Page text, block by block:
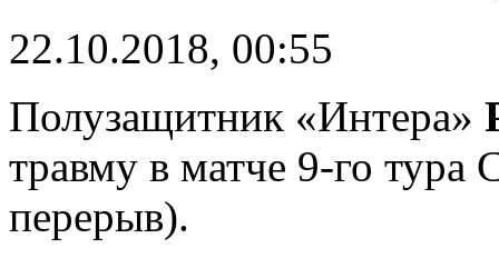
22.10.2018, 00:55
Полузащитник «Интера»
травму в матче 9-го
перерыв).